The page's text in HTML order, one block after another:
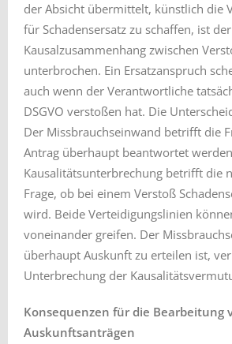
der Absicht übermittelt, künstlich die
für Schadensersatz zu schaffen, ist der
Kausalzusammenhang zwischen
unterbrochen. Ein Ersatzanspruch
auch wenn der Verantwortliche
DSGVO verstoßen hat. Die
Der Missbrauchseinwand betrifft die
Antrag überhaupt beantwortet
Kausalitätsunterbrechung betrifft die
Frage, ob bei einem Verstoß
wird. Beide Verteidigungslinien
voneinander greifen. Der
überhaupt Auskunft zu erteilen ist,
Unterbrechung der
Konsequenzen für die Bearbeitung
Auskunftsanträgen